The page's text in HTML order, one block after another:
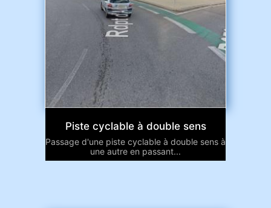
Piste cyclable à double sens
Passage d'une piste cyclable à double sens à
une autre en passant...